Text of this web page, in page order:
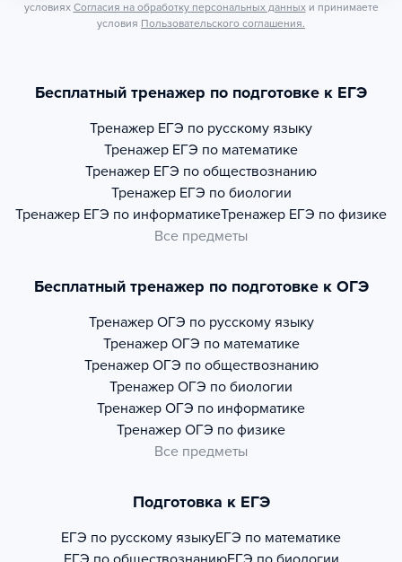
условиях Согласия на обработку персональных данных и принимаете
условия Пользовательского соглашения.
Бесплатный тренажер по подготовке к ЕГЭ
Тренажер ЕГЭ по русскому языку
Тренажер ЕГЭ по математике
Тренажер ЕГЭ по обществознанию
Тренажер ЕГЭ по биологии
Тренажер ЕГЭ по информатикеТренажер ЕГЭ по физике
Все предметы
Бесплатный тренажер по подготовке к ОГЭ
Тренажер ОГЭ по русскому языку
Тренажер ОГЭ по математике
Тренажер ОГЭ по обществознанию
Тренажер ОГЭ по биологии
Тренажер ОГЭ по информатике
Тренажер ОГЭ по физике
Все предметы
Подготовка к ЕГЭ
ЕГЭ по русскому языкуЕГЭ по математике